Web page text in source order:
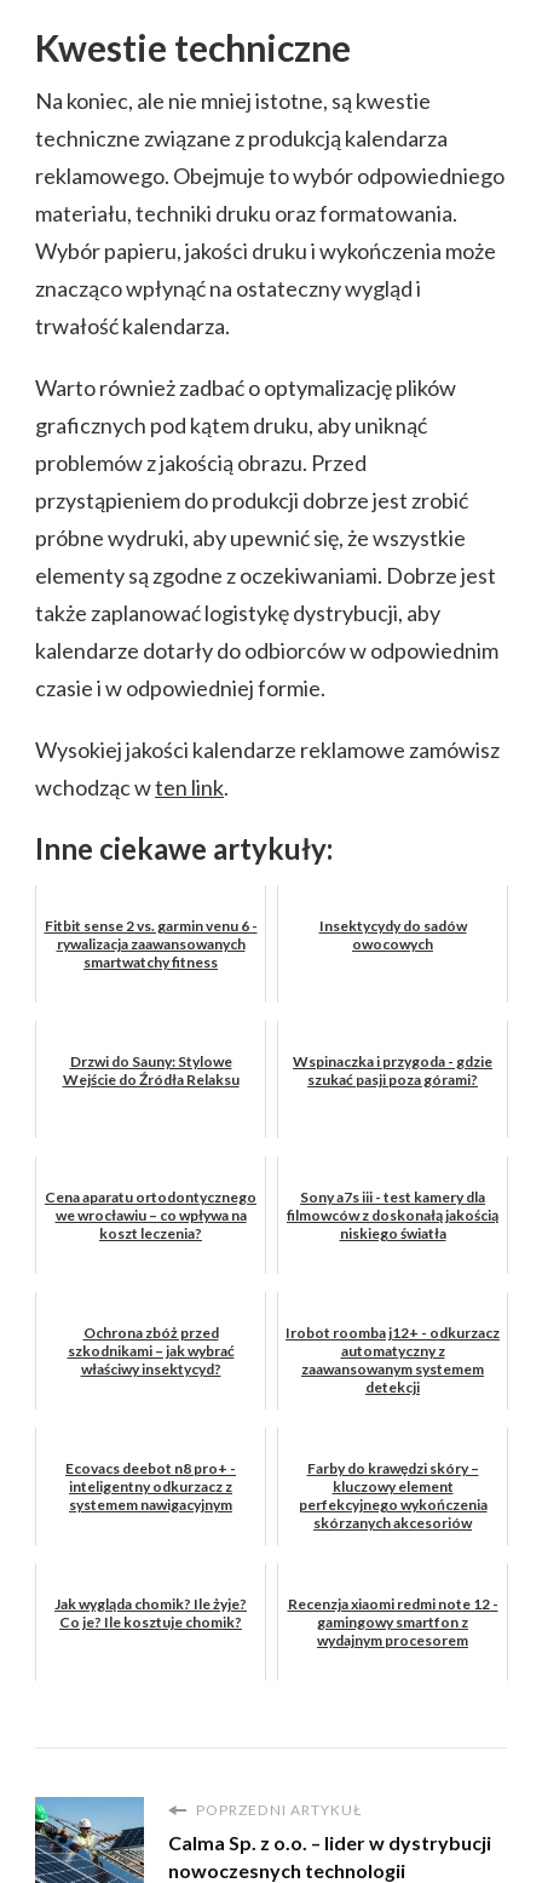
Kwestie techniczne
Na koniec, ale nie mniej istotne, są kwestie
techniczne związane z produkcją kalendarza
reklamowego. Obejmuje to wybór odpowiedniego
materiału, techniki druku oraz formatowania.
Wybór papieru, jakości druku i wykończenia może
znacząco wpłynąć na ostateczny wygląd i
trwałość kalendarza.
Warto również zadbać o optymalizację plików
graficznych pod kątem druku, aby uniknąć
problemów z jakością obrazu. Przed
przystąpieniem do produkcji dobrze jest zrobić
próbne wydruki, aby upewnić się, że wszystkie
elementy są zgodne z oczekiwaniami. Dobrze jest
także zaplanować logistykę dystrybucji, aby
kalendarze dotarły do odbiorców w odpowiednim
czasie i w odpowiedniej formie.
Wysokiej jakości kalendarze reklamowe zamówisz
wchodząc wten link.
Inne ciekawe artykuły:
Fitbit sense 2 vs. garmin venu 6 -
rywalizacja zaawansowanych
smartwatchy fitness
Insektycydy do sadów
owocowych
Drzwi do Sauny: Stylowe
Wejście do Źródła Relaksu
Wspinaczka i przygoda - gdzie
szukać pasji poza górami?
Cena aparatu ortodontycznego
we wrocławiu – co wpływa na
koszt leczenia?
Sony a7s iii - test kamery dla
filmowców z doskonałą jakością
niskiego światła
Ochrona zbóż przed
szkodnikami – jak wybrać
właściwy insektycyd?
Irobot roomba j12+ - odkurzacz
automatyczny z
zaawansowanym systemem
detekcji
Ecovacs deebot n8 pro+ -
inteligentny odkurzacz z
systemem nawigacyjnym
Farby do krawędzi skóry –
kluczowy element
perfekcyjnego wykończenia
skórzanych akcesoriów
Jak wygląda chomik? Ile żyje?
Co je? Ile kosztuje chomik?
Recenzja xiaomi redmi note 12 -
gamingowy smartfon z
wydajnym procesorem
POPRZEDNI ARTYKUŁ
Calma Sp. z o.o. – lider w dystrybucji
nowoczesnych technologii